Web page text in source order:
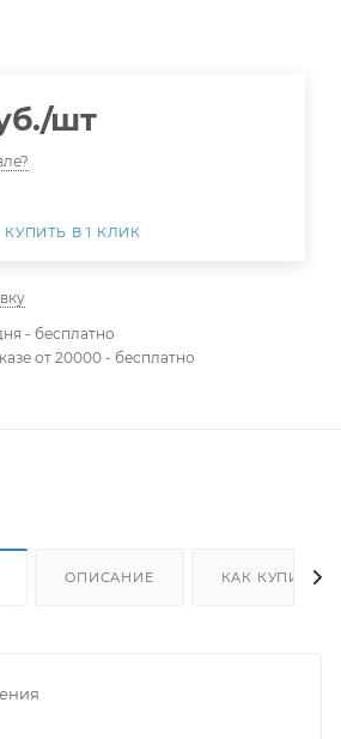
/шт
КУПИТЬ В 1 КЛИК
- бесплатно
от 20000 - бесплатно
ОПИСАНИЕ КАК КУПИТЬ